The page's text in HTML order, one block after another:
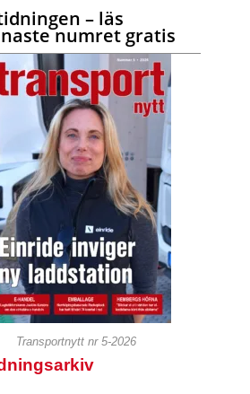
– läs
numret gratis
Transportnytt nr 5-2026